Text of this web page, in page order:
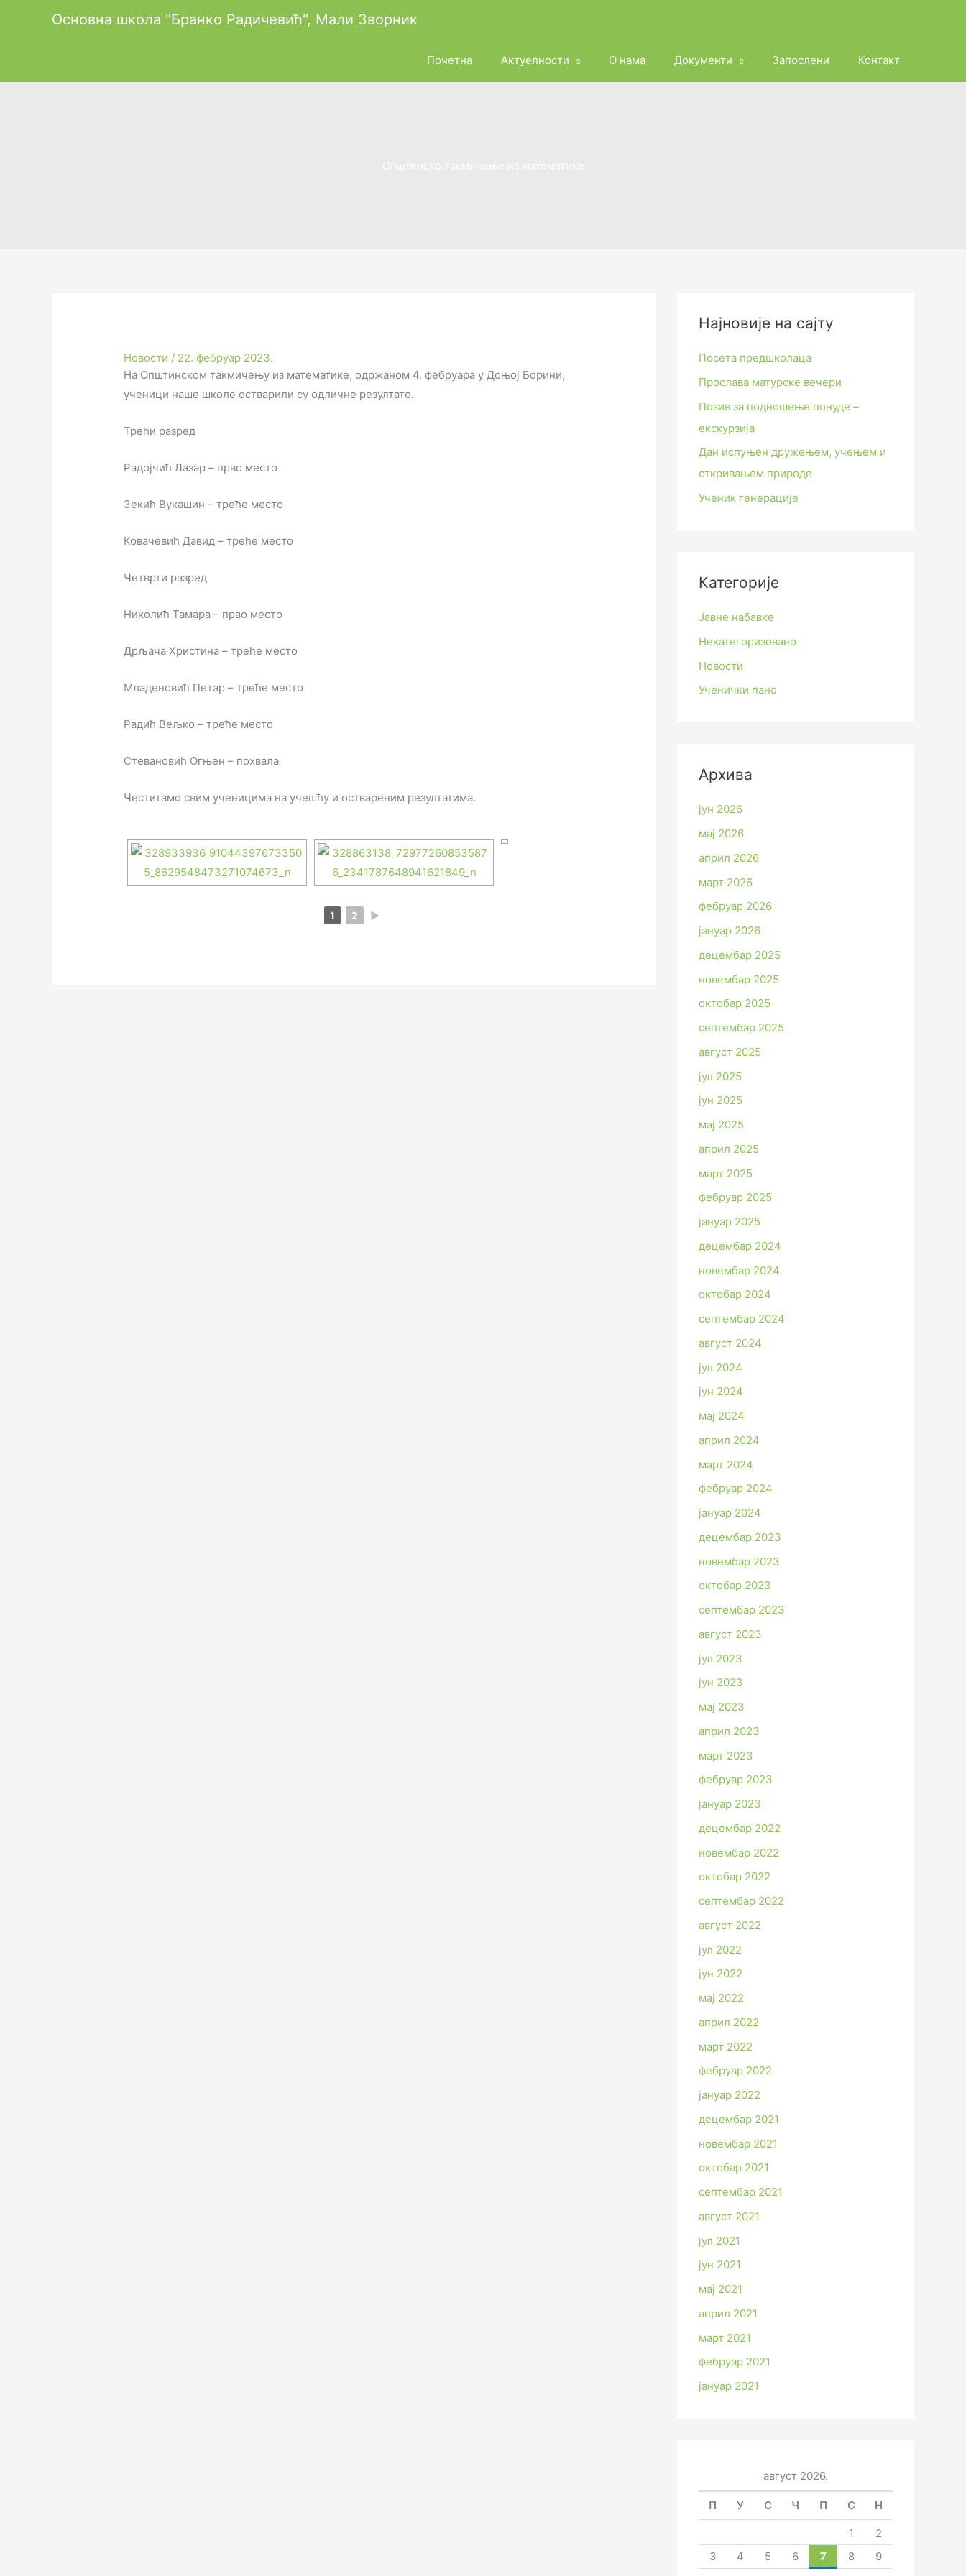
Основна школа "Бранко Радичевић", Мали Зворник
Почетна Актуелности О нама Документи Запослени Контакт
Новости / 22. фебруар 2023.
На Општинском такмичењу из математике, одржаном 4. фебруара у Доњој Борини,
ученици наше школе остварили су одличне резултате.
Трећи разред
Радојчић Лазар – прво место
Зекић Вукашин – треће место
Ковачевић Давид – треће место
Четврти разред
Николић Тамара – прво место
Дрљача Христина – треће место
Младеновић Петар – треће место
Радић Вељко – треће место
Стевановић Огњен – похвала
Честитамо свим ученицима на учешћу и оствареним резултатима.
1 2 ►
Најновије на сајту
Посета предшколаца
Прослава матурске вечери
Позив за подношење понуде –
екскурзија
Дан испуњен дружењем, учењем и
откривањем природе
Ученик генерације
Категорије
Јавне набавке
Некатегоризовано
Новости
Ученички пано
Архива
јун 2026
мај 2026
април 2026
март 2026
фебруар 2026
јануар 2026
децембар 2025
новембар 2025
октобар 2025
септембар 2025
август 2025
јул 2025
јун 2025
мај 2025
април 2025
март 2025
фебруар 2025
јануар 2025
децембар 2024
новембар 2024
октобар 2024
септембар 2024
август 2024
јул 2024
јун 2024
мај 2024
април 2024
март 2024
фебруар 2024
јануар 2024
децембар 2023
новембар 2023
октобар 2023
септембар 2023
август 2023
јул 2023
јун 2023
мај 2023
април 2023
март 2023
фебруар 2023
јануар 2023
децембар 2022
новембар 2022
октобар 2022
септембар 2022
август 2022
јул 2022
јун 2022
мај 2022
април 2022
март 2022
фебруар 2022
јануар 2022
децембар 2021
новембар 2021
октобар 2021
септембар 2021
август 2021
јул 2021
јун 2021
мај 2021
април 2021
март 2021
фебруар 2021
јануар 2021
август 2026.
П У С Ч П С Н
1
2
3
4 5 6 7 8
9